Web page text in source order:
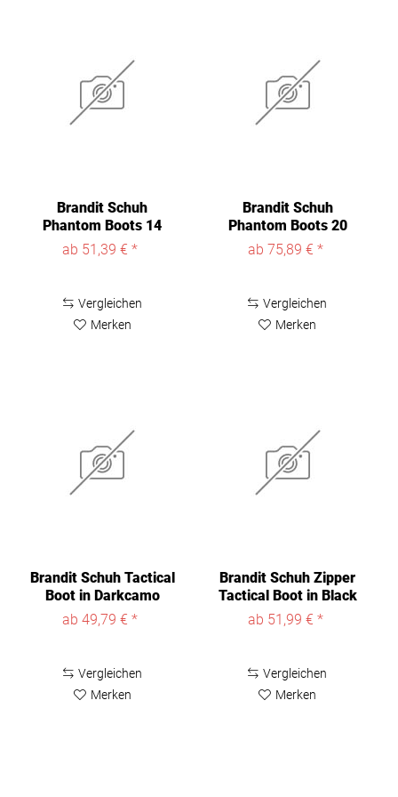
Brandit Schuh
Phantom Boots 14
Eyelet in Black
ab 51,39 € *
Vergleichen
Merken
Brandit Schuh
Phantom Boots 20
Eyelet in Black
ab 75,89 € *
Vergleichen
Merken
Brandit Schuh Tactical
Boot in Darkcamo
ab 49,79 € *
Vergleichen
Merken
Brandit Schuh Zipper
Tactical Boot in Black
ab 51,99 € *
Vergleichen
Merken